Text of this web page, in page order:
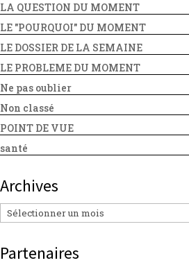
LA QUESTION DU MOMENT
LE "POURQUOI" DU MOMENT
LE DOSSIER DE LA SEMAINE
LE PROBLEME DU MOMENT
Ne pas oublier
Non classé
POINT DE VUE
santé
Archives
Archives
Partenaires